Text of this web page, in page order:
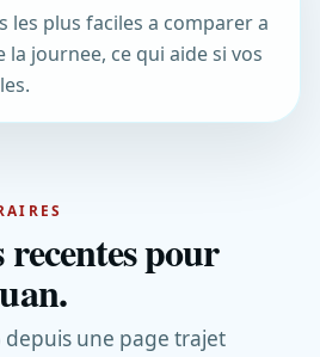
les plus faciles a comparer a
journee, ce qui aide si vos
pour
depuis une page trajet